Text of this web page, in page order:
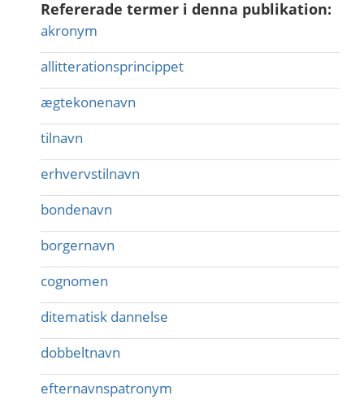
Refererade termer i denna publikation:
akronym
allitterationsprincippet
ægtekonenavn
tilnavn
erhvervstilnavn
bondenavn
borgernavn
cognomen
ditematisk dannelse
dobbeltnavn
efternavnspatronym